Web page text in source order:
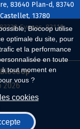
Biocoop utilise
optimale du site, pour
et la performance
en toute
tout moment en
vous ?
cookies
83640 Plan-d, 83740
13780
Evenos, 83110
2026